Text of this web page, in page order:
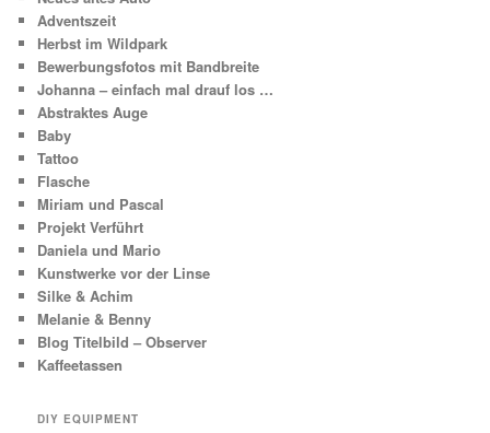
Adventszeit
Herbst im Wildpark
Bewerbungsfotos mit Bandbreite
Johanna – einfach mal drauf los …
Abstraktes Auge
Baby
Tattoo
Flasche
Miriam und Pascal
Projekt Verführt
Daniela und Mario
Kunstwerke vor der Linse
Silke & Achim
Melanie & Benny
Blog Titelbild – Observer
Kaffeetassen
DIY EQUIPMENT